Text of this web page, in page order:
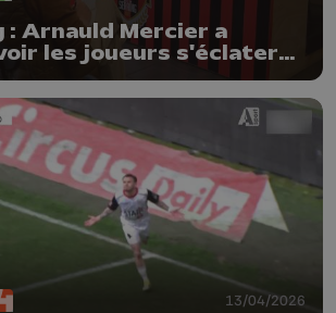
: Arnauld Mercier a
les joueurs s'éclater"
13/04/2026